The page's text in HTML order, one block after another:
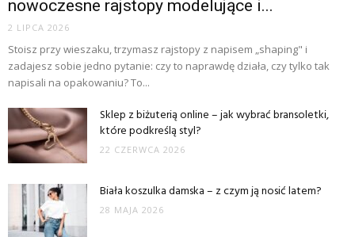
nowoczesne rajstopy modelujące i...
2 LIPCA 2026
Stoisz przy wieszaku, trzymasz rajstopy z napisem „shaping" i
zadajesz sobie jedno pytanie: czy to naprawdę działa, czy tylko tak
napisali na opakowaniu? To...
Sklep z biżuterią online – jak wybrać bransoletki,
które podkreślą styl?
22 CZERWCA 2026
Biała koszulka damska – z czym ją nosić latem?
28 MAJA 2026